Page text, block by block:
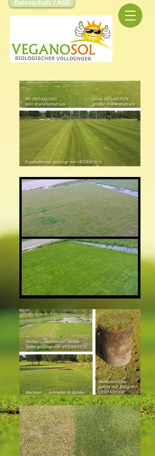
Datenschutz / AGB